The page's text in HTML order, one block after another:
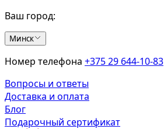
Ваш город:
Минск
Номер телефона +375 29 644-10-83
Вопросы и ответы
Доставка и оплата
Блог
Подарочный сертификат